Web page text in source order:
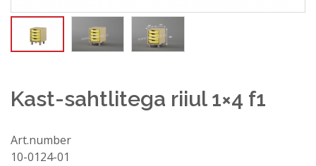
Kast-sahtlitega riiul 1×4 f1
Art.number
10-0124-01